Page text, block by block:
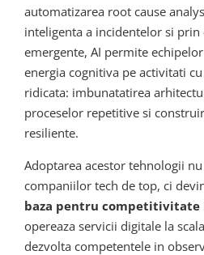
automatizarea root cause
inteligenta a incidentelor si
emergente, AI permite echipelor
energia cognitiva pe activitati
ridicata: imbunatatirea
proceselor repetitive si
resiliente.
Adoptarea acestor tehnologii
companiilor tech de top, ci
baza pentru competitivitate
opereaza servicii digitale la
dezvolta competentele in